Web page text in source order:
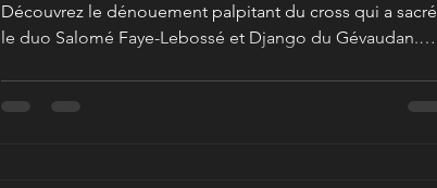
Découvrez le dénouement palpitant du cross qui a sacré
le duo Salomé Faye-Lebossé et Django du Gévaudan.
Une épreuve d'autant plus passionnante qu'elle marque